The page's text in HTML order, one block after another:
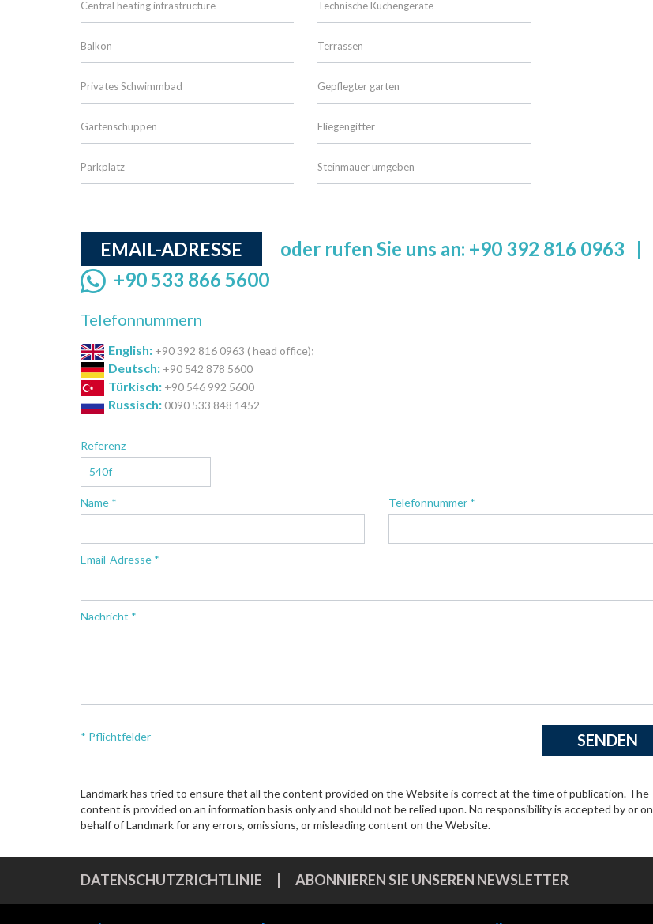
Central heating infrastructure Technische Küchengeräte
Balkon Terrassen
Privates Schwimmbad Gepflegter garten
Gartenschuppen Fliegengitter
Parkplatz Steinmauer umgeben
EMAIL-ADRESSE oder rufen Sie uns an: +90 392 816 0963 |
+90 533 866 5600
Telefonnummern
English: +90 392 816 0963 ( head office);
Deutsch: +90 542 878 5600
Türkisch: +90 546 992 5600
Russisch: 0090 533 848 1452
Referenz
Name * Telefonnummer *
Email-Adresse *
Nachricht *
* Pflichtfelder
Landmark has tried to ensure that all the content provided on the Website is correct at the time of publication. The
content is provided on an information basis only and should not be relied upon. No responsibility is accepted by or on
behalf of Landmark for any errors, omissions, or misleading content on the Website.
DATENSCHUTZRICHTLINIE ABONNIEREN SIE UNSEREN NEWSLETTER